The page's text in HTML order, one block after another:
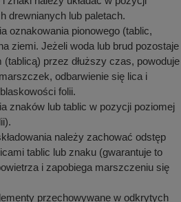
drewnianych lub paletach.
oznakowania pionowego (tablic,
ziemi. Jeżeli woda lub brud pozostaje
przez dłuższy czas, powoduje
odbarwienie się lica i
folii.
znaków lub tablic w pozycji poziomej
należy zachować odstęp
tablic lub znaku (gwarantuje to
i zapobiega marszczeniu się
przechowywane w odkrytych